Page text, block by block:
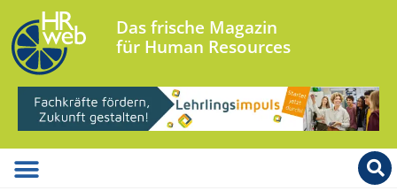
Das frische Magazin
für Human Resources